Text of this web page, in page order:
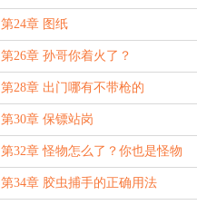
第24章 图纸
第26章 孙哥你着火了？
第28章 出门哪有不带枪的
第30章 保镖站岗
第32章 怪物怎么了？你也是怪物
第34章 胶虫捕手的正确用法